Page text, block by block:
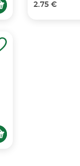
2.75 €